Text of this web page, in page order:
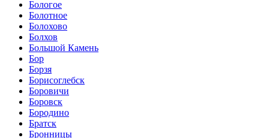
Бологое
Болотное
Болохово
Болхов
Большой Камень
Бор
Борзя
Борисоглебск
Боровичи
Боровск
Бородино
Братск
Бронницы